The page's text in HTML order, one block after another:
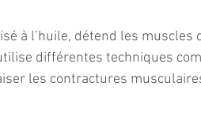
à l’huile, détend les muscles
différentes techniques
les contractures